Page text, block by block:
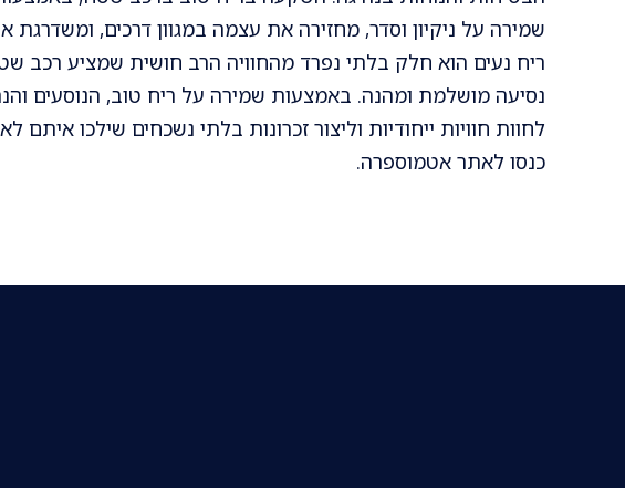
שמירה על ניקיון וסדר, מחזירה את עצמה במגוון דרכים, ומשדרגת
ריח נעים הוא חלק בלתי נפרד מהחוויה הרב חושית שמציע רכב
נסיעה מושלמת ומהנה. באמצעות שמירה על ריח טוב, הנוסעים
לחוות חוויות ייחודיות וליצור זכרונות בלתי נשכחים שילכו איתם
כנסו לאתר אטמוספרה.